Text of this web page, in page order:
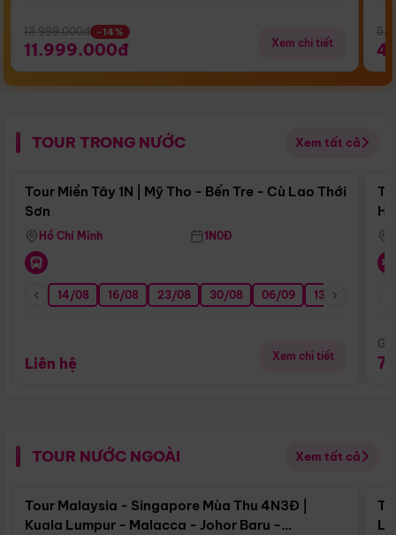
13.999.000đ -14%
11.999.000đ Xem chi tiết
TOUR TRONG NƯỚC Xem tất cả
Điểm nổi bật
Tour Miền Tây 1N | Mỹ Tho - Bến Tre - Cù Lao Thới
Sơn
Hồ Chí Minh 1N0Đ
14/08 16/08 23/08 30/08 06/09 13/09
Liên hệ Xem chi tiết
TOUR NƯỚC NGOÀI Xem tất cả
Điểm nổi bật
Tour Malaysia - Singapore Mùa Thu 4N3Đ |
Kuala Lumpur - Malacca - Johor Baru -